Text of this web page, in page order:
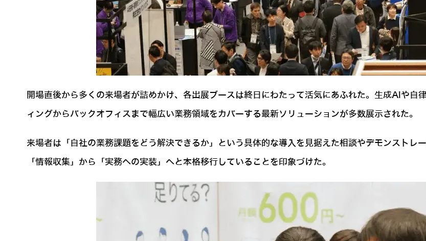
開場直後から多くの来場者が詰めかけ、各出展ブースは終日にわたって活気にあふれた。生成AIや
ィングからバックオフィスまで幅広い業務領域をカバーする最新ソリューションが多数展示された。
来場者は「自社の業務課題をどう解決できるか」という具体的な導入を見据えた相談やデモンストレ
「情報収集」から「実務への実装」へと本格移行していることを印象づけた。